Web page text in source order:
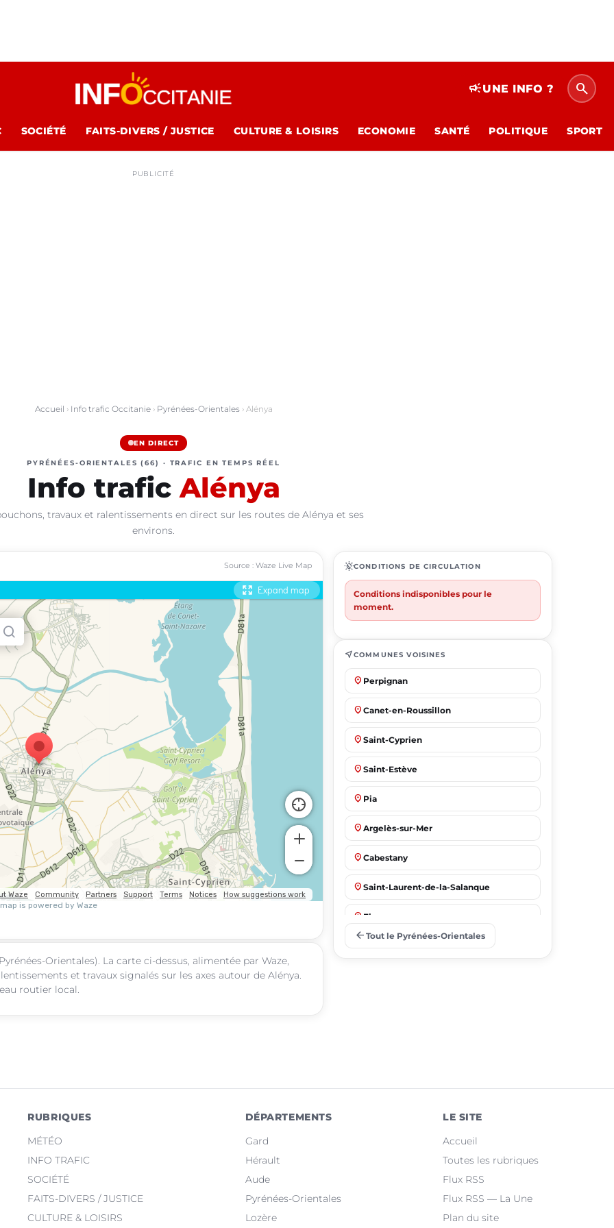
campaignUNE INFO ? search
SOCIÉTÉ FAITS-DIVERS / JUSTICE CULTURE & LOISIRS ECONOMIE SANTÉ POLITIQUE SPORT
PUBLICITÉ
Accueil › Info trafic Occitanie› Pyrénées-Orientales› Alénya
EN DIRECT
PYRÉNÉES-ORIENTALES (66) · TRAFIC EN TEMPS RÉEL
Info trafic Alénya
travaux et ralentissements en direct sur les routes de Alénya et ses
environs.
Source : Waze Live Map
Orientales). La carte ci-dessus, alimentée par Waze,
et travaux signalés sur les axes autour de Alénya.
routier local.
routineCONDITIONS DE CIRCULATION
Conditions indisponibles pour le
moment.
near_meCOMMUNES VOISINES
place Perpignan
place Canet-en-Roussillon
place Saint-Cyprien
place Saint-Estève
place Pia
place Argelès-sur-Mer
place Cabestany
place Saint-Laurent-de-la-Salanque
place Elne
arrow_back Tout le Pyrénées-Orientales
RUBRIQUES
MÉTÉO
INFO TRAFIC
SOCIÉTÉ
FAITS-DIVERS / JUSTICE
CULTURE & LOISIRS
DÉPARTEMENTS
Gard
Hérault
Aude
Pyrénées-Orientales
Lozère
LE SITE
Accueil
Toutes les rubriques
Flux RSS
Flux RSS — La Une
Plan du site